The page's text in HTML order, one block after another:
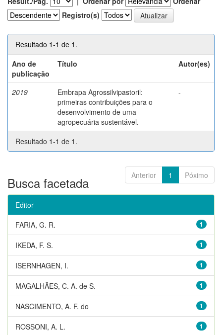
Registro(s)
Resultado 1-1 de 1.
Ano de
publicação
Título Autor(es)
2019
Embrapa Agrossilvipastoril:
primeiras contribuições para o
desenvolvimento de uma
agropecuária sustentável.
-
Resultado 1-1 de 1.
Anterior 1 Póximo
Busca facetada
Editor
1
FARIA, G. R.
1
IKEDA, F. S.
1
ISERNHAGEN, I.
1
MAGALHÃES, C. A. de S.
1
NASCIMENTO, A. F. do
1
ROSSONI, A. L.